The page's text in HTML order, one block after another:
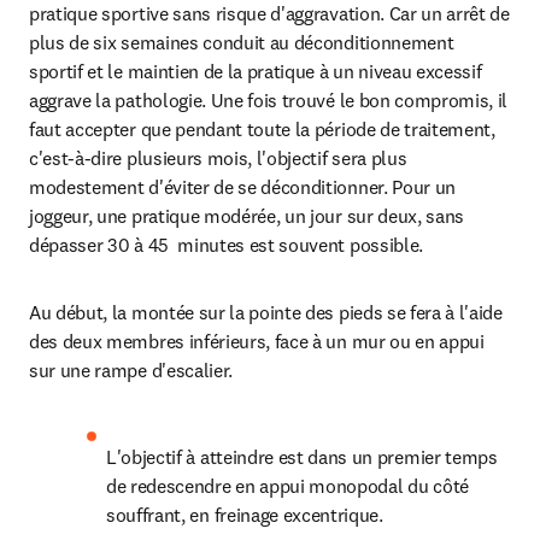
pratique sportive sans risque d'aggravation. Car un arrêt de
plus de six semaines conduit au déconditionnement
sportif et le maintien de la pratique à un niveau excessif
aggrave la pathologie. Une fois trouvé le bon compromis, il
faut accepter que pendant toute la période de traitement,
c'est-à-dire plusieurs mois, l'objectif sera plus
modestement d'éviter de se déconditionner. Pour un
joggeur, une pratique modérée, un jour sur deux, sans
dépasser 30 à 45  minutes est souvent possible.
Au début, la montée sur la pointe des pieds se fera à l'aide
des deux membres inférieurs, face à un mur ou en appui
sur une rampe d'escalier.
L'objectif à atteindre est dans un premier temps
de redescendre en appui monopodal du côté
souffrant, en freinage excentrique.